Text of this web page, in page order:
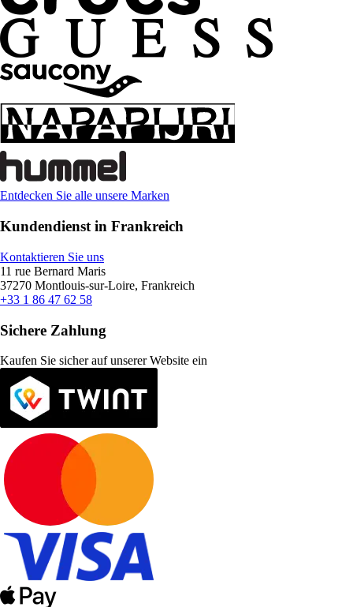
Entdecken Sie alle unsere Marken
Kundendienst in Frankreich
Kontaktieren Sie uns
11 rue Bernard Maris
37270 Montlouis-sur-Loire, Frankreich
+33 1 86 47 62 58
Sichere Zahlung
Kaufen Sie sicher auf unserer Website ein